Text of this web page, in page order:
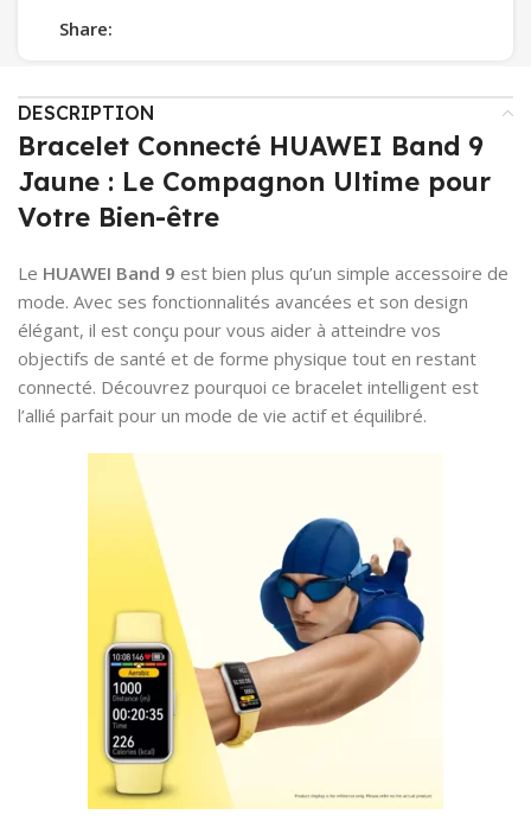
Share:
DESCRIPTION
Bracelet Connecté HUAWEI Band 9
Jaune : Le Compagnon Ultime pour
Votre Bien-être
Le HUAWEI Band 9 est bien plus qu’un simple accessoire de
mode. Avec ses fonctionnalités avancées et son design
élégant, il est conçu pour vous aider à atteindre vos
objectifs de santé et de forme physique tout en restant
connecté. Découvrez pourquoi ce bracelet intelligent est
l’allié parfait pour un mode de vie actif et équilibré.